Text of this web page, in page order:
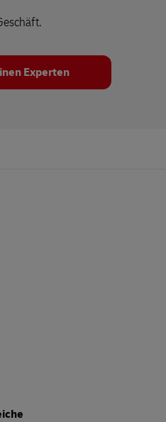
Experten